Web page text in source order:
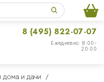
Ежедневно: 8:00-
20:00
8 (495) 822-07-07
дома и дачи